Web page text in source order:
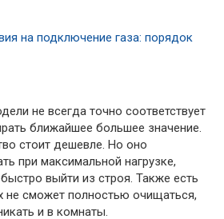
на подключение газа: порядок
не всегда точно соответствует
ближайшее большее значение.
стоит дешевле. Но оно
при максимальной нагрузке,
выйти из строя. Также есть
не сможет полностью очищаться,
и в комнаты.